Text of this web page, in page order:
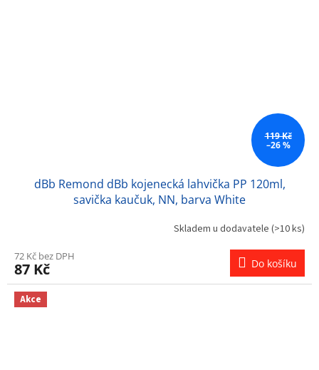
119 Kč
–26 %
dBb Remond dBb kojenecká lahvička PP 120ml,
savička kaučuk, NN, barva White
Skladem u dodavatele (>10 ks)
72 Kč bez DPH
87 Kč Do košíku
Akce